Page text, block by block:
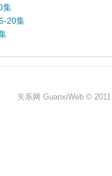
集
20集
关系网 GuanxiWeb ©